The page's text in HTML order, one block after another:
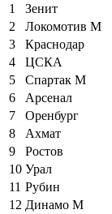
1
Зенит
2
Локомотив М
3
Краснодар
4
ЦСКА
5
Спартак М
6
Арсенал
7
Оренбург
8
Ахмат
9
Ростов
10 Урал
11 Рубин
12 Динамо М